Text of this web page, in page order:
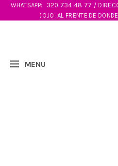
WHATSAPP:
320 734 48 77 /
(OJO: AL FRENTE DE